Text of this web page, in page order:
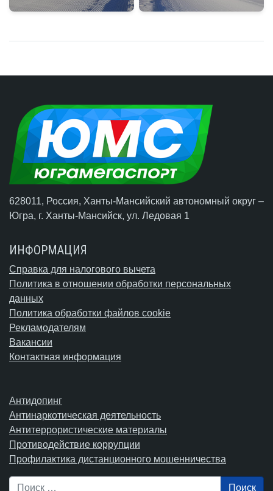
628011, Россия, Ханты-Мансийский автономный округ –
Югра, г. Ханты-Мансийск, ул. Ледовая 1
ИНФОРМАЦИЯ
Справка для налогового вычета
Политика в отношении обработки персональных
данных
Политика обработки файлов cookie
Рекламодателям
Вакансии
Контактная информация
Антидопинг
Антинаркотическая деятельность
Антитеррористические материалы
Противодействие коррупции
Профилактика дистанционного мошенничества
Поиск